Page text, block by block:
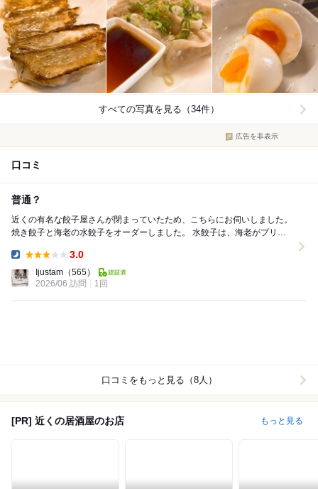
すべての写真を見る（34件）
広告を非表示
口コミ
普通？
近くの有名な餃子屋さんが閉まっていたため、こちらにお伺いしました。
焼き餃子と海老の水餃子をオーダーしました。 水餃子は、海老がプリっ
3.0
Ijustam （565）
2026/06 訪問
1回
口コミをもっと見る（8人）
[PR] 近くの居酒屋のお店 もっと見る